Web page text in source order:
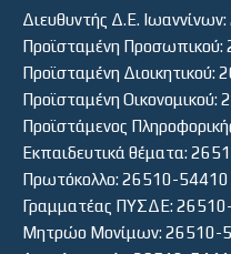
Διευθυντής Δ.Ε.
Προϊσταμένη
Προϊσταμένη Διοικητικού:
Προϊσταμένη
Προϊστάμενος
Εκπαιδευτικά θέματα:
Πρωτόκολλο: 26510-54410
Γραμματέας ΠΥΣΔΕ:
Μητρώο Μονίμων: 26510-